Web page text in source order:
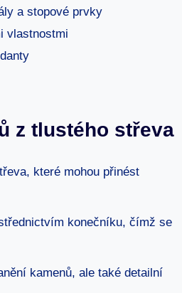
a stopové prvky
vlastnostmi
z tlustého střeva
které mohou přinést
konečníku, čímž se
kamenů, ale také detailní